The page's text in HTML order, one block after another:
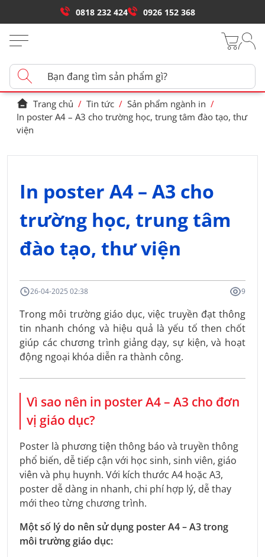
0818 232 424 0926 152 368
Trang chủ / Tin tức / Sản phẩm ngành in /
In poster A4 – A3 cho trường học, trung tâm đào tạo, thư
viện
In poster A4 – A3 cho
trường học, trung tâm
đào tạo, thư viện
26-04-2025 02:38 9
Trong môi trường giáo dục, việc truyền đạt thông
tin nhanh chóng và hiệu quả là yếu tố then chốt
giúp các chương trình giảng dạy, sự kiện, và hoạt
động ngoại khóa diễn ra thành công.
Vì sao nên in poster A4 – A3 cho đơn
vị giáo dục?
Poster là phương tiện thông báo và truyền thông
phổ biến, dễ tiếp cận với học sinh, sinh viên, giáo
viên và phụ huynh. Với kích thước A4 hoặc A3,
poster dễ dàng in nhanh, chi phí hợp lý, dễ thay
mới theo từng chương trình.
Một số lý do nên sử dụng poster A4 – A3 trong
môi trường giáo dục: